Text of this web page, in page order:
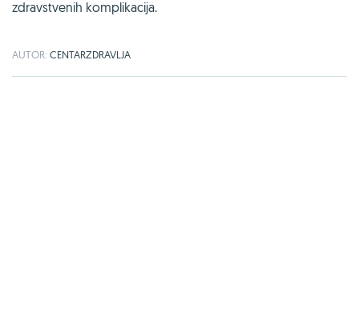
zdravstvenih komplikacija.
AUTOR: CENTARZDRAVLJA